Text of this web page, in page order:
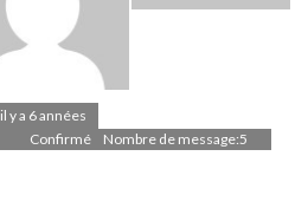
il y a 6 années
Nombre de message:5
Confirmé